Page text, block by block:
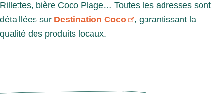
Rillettes, bière Coco Plage… Toutes les adresses sont
détaillées sur Destination Coco
, garantissant la
qualité des produits locaux.